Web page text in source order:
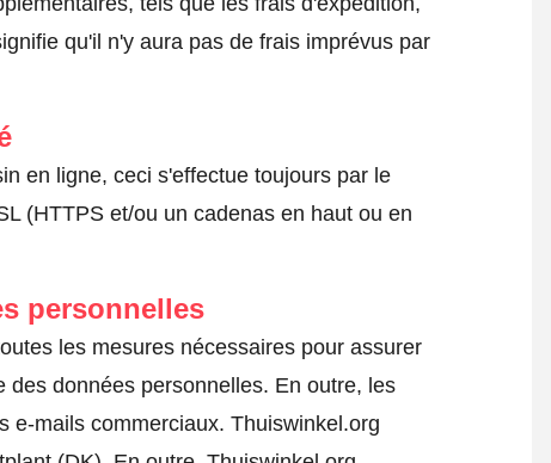
qu'il n'y aura pas de frais imprévus par
en ligne, ceci s'effectue toujours par le
(HTTPS et/ou un cadenas en haut ou en
personnelles
les mesures nécessaires pour assurer
des données personnelles. En outre, les
e-mails commerciaux. Thuiswinkel.org